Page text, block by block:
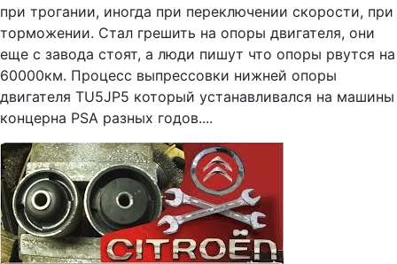
при трогании, иногда при переключении скорости, при
торможении. Стал грешить на опоры двигателя, они
еще с завода стоят, а люди пишут что опоры рвутся на
60000км. Процесс выпрессовки нижней опоры
двигателя TU5JP5 который устанавливался на машины
концерна PSA разных годов....